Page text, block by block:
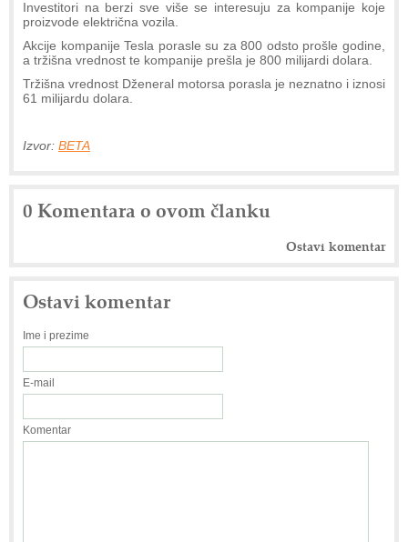
Investitori na berzi sve više se interesuju za kompanije koje
proizvode električna vozila.
Akcije kompanije Tesla porasle su za 800 odsto prošle godine,
a tržišna vrednost te kompanije prešla je 800 milijardi dolara.
Tržišna vrednost Dženeral motorsa porasla je neznatno i iznosi
61 milijardu dolara.
Izvor: BETA
0 Komentara o ovom članku
Ostavi komentar
Ostavi komentar
Ime i prezime
E-mail
Komentar